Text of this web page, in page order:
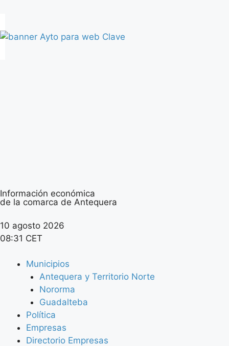
Información económica
de la comarca de Antequera
10 agosto 2026
08:31 CET
Municipios
Antequera y Territorio Norte
Nororma
Guadalteba
Política
Empresas
Directorio Empresas